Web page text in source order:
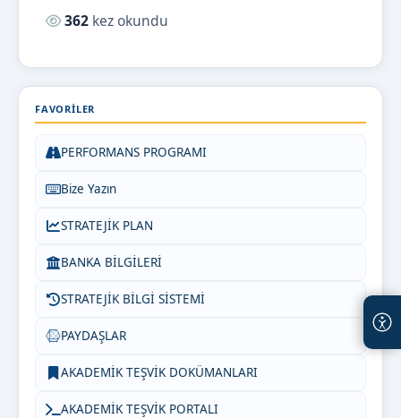
Okunma sayısı:
362 kez okundu
FAVORILER
PERFORMANS PROGRAMI
Bize Yazın
STRATEJİK PLAN
BANKA BİLGİLERİ
STRATEJİK BİLGİ SİSTEMİ
PAYDAŞLAR
AKADEMİK TEŞVİK DOKÜMANLARI
AKADEMİK TEŞVİK PORTALI